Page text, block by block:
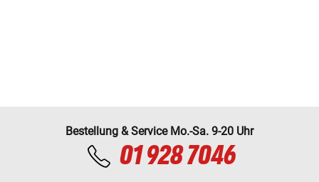
Bestellung & Service Mo.-Sa. 9-20 Uhr
01 928 7046